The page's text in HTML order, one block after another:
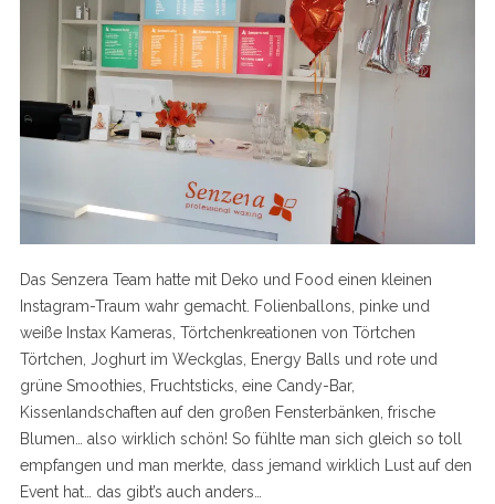
Das Senzera Team hatte mit Deko und Food einen kleinen
Instagram-Traum wahr gemacht. Folienballons, pinke und
weiße Instax Kameras, Törtchenkreationen von Törtchen
Törtchen, Joghurt im Weckglas, Energy Balls und rote und
grüne Smoothies, Fruchtsticks, eine Candy-Bar,
Kissenlandschaften auf den großen Fensterbänken, frische
Blumen… also wirklich schön! So fühlte man sich gleich so toll
empfangen und man merkte, dass jemand wirklich Lust auf den
Event hat… das gibt’s auch anders…